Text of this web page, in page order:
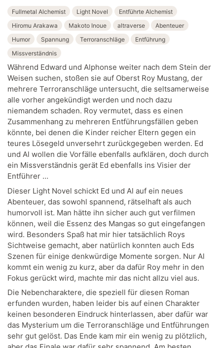
Fullmetal Alchemist Light Novel
Entführte Alchemist
Hiromu Arakawa
Makoto Inoue altraverse
Abenteuer
Humor
Spannung Terroranschläge
Entführung
Missverständnis
Während Edward und Alphonse weiter nach dem Stein der
Weisen suchen, stoßen sie auf Oberst Roy Mustang, der
mehrere Terroranschläge untersucht, die seltsamerweise
alle vorher angekündigt werden und noch dazu
niemandem schaden. Roy vermutet, dass es einen
Zusammenhang zu mehreren Entführungsfällen geben
könnte, bei denen die Kinder reicher Eltern gegen ein
teures Lösegeld unversehrt zurückgegeben werden. Ed
und Al wollen die Vorfälle ebenfalls aufklären, doch durch
ein Missverständnis gerät Ed ebenfalls ins Visier der
Entführer …
Dieser Light Novel schickt Ed und Al auf ein neues
Abenteuer, das sowohl spannend, rätselhaft als auch
humorvoll ist. Man hätte ihn sicher auch gut verfilmen
können, weil die Essenz des Mangas so gut eingefangen
wird. Besonders Spaß hat mir hier tatsächlich Roys
Sichtweise gemacht, aber natürlich konnten auch Eds
Szenen für einige denkwürdige Momente sorgen. Nur Al
kommt ein wenig zu kurz, aber da dafür Roy mehr in den
Fokus gerückt wird, machte mir das nicht allzu viel aus.
Die Nebencharaktere, die speziell für diesen Roman
erfunden wurden, haben leider bis auf einen Charakter
keinen besonderen Eindruck hinterlassen, aber dafür war
das Mysterium um die Terroranschläge und Entführungen
sehr gut gelöst. Das Ende kam mir ein wenig zu plötzlich,